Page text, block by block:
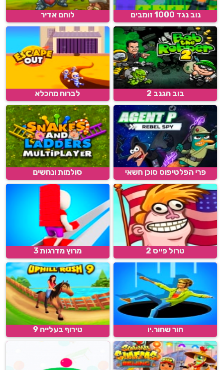
נוב נגד 1000 זומבים לוחם אדיר
בוב הגנב 2 לברוח מהכלא
פרי הפלטיפוס סוכן חשאי סולמות ונחשים
טרול פייס 2 מרוץ מדרגות 3
חור שחור.יו טירוף בעלייה 9